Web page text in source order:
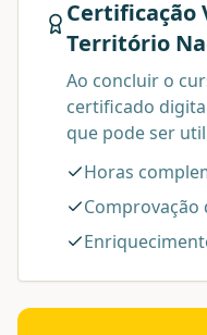
Certificação
Território
Ao concluir o
certificado
que pode ser
Horas